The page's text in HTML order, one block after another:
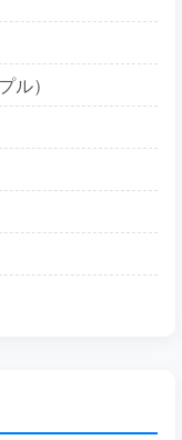
ル）